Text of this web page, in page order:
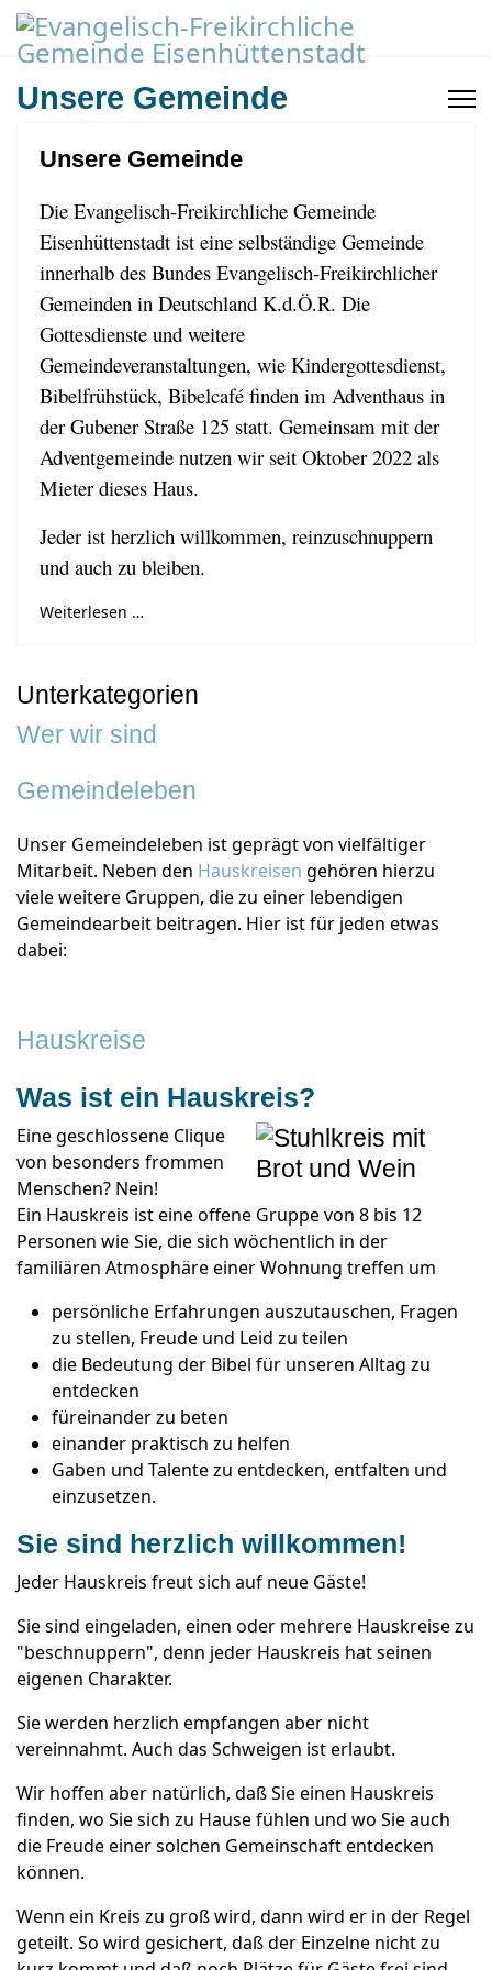
Unsere Gemeinde
Unsere Gemeinde
Die Evangelisch-Freikirchliche Gemeinde
Eisenhüttenstadt ist eine selbständige Gemeinde
innerhalb des Bundes Evangelisch-Freikirchlicher
Gemeinden in Deutschland K.d.Ö.R. Die
Gottesdienste und weitere
Gemeindeveranstaltungen, wie Kindergottesdienst,
Bibelfrühstück, Bibelcafé finden im Adventhaus in
der Gubener Straße 125 statt. Gemeinsam mit der
Adventgemeinde nutzen wir seit Oktober 2022 als
Mieter dieses Haus.
Jeder ist herzlich willkommen, reinzuschnuppern
und auch zu bleiben.
Weiterlesen …
Unterkategorien
Wer wir sind
Gemeindeleben
Unser Gemeindeleben ist geprägt von vielfältiger
Mitarbeit. Neben den Hauskreisen gehören hierzu
viele weitere Gruppen, die zu einer lebendigen
Gemeindearbeit beitragen. Hier ist für jeden etwas
dabei:
Hauskreise
Was ist ein Hauskreis?
Eine geschlossene Clique
von besonders frommen
Menschen? Nein!
Ein Hauskreis ist eine offene Gruppe von 8 bis 12
Personen wie Sie, die sich wöchentlich in der
familiären Atmosphäre einer Wohnung treffen um
persönliche Erfahrungen auszutauschen, Fragen
zu stellen, Freude und Leid zu teilen
die Bedeutung der Bibel für unseren Alltag zu
entdecken
füreinander zu beten
einander praktisch zu helfen
Gaben und Talente zu entdecken, entfalten und
einzusetzen.
Sie sind herzlich willkommen!
Jeder Hauskreis freut sich auf neue Gäste!
Sie sind eingeladen, einen oder mehrere Hauskreise zu
"beschnuppern", denn jeder Hauskreis hat seinen
eigenen Charakter.
Sie werden herzlich empfangen aber nicht
vereinnahmt. Auch das Schweigen ist erlaubt.
Wir hoffen aber natürlich, daß Sie einen Hauskreis
finden, wo Sie sich zu Hause fühlen und wo Sie auch
die Freude einer solchen Gemeinschaft entdecken
können.
Wenn ein Kreis zu groß wird, dann wird er in der Regel
geteilt. So wird gesichert, daß der Einzelne nicht zu